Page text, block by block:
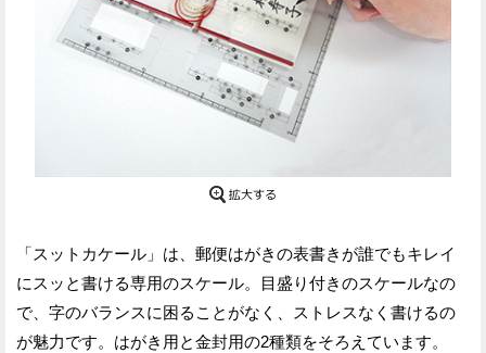
「スットカケール」は、郵便はがきの表書きが誰でもキレイ
にスッと書ける専用のスケール。目盛り付きのスケールなの
で、字のバランスに困ることがなく、ストレスなく書けるの
が魅力です。はがき用と金封用の2種類をそろえています。